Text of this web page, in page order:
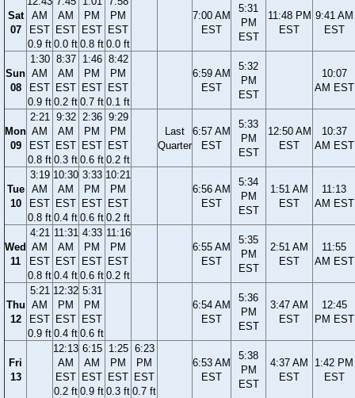
Sat
07
AM
EST
0.9 ft
AM
EST
0.0 ft
PM
EST
0.8 ft
PM
EST
0.0 ft
7:00 AM
EST
5:31
PM
EST
11:48 PM
EST
9:41 AM
EST
Sun
08
1:30
AM
EST
0.9 ft
8:37
AM
EST
0.2 ft
1:46
PM
EST
0.7 ft
8:42
PM
EST
0.1 ft
6:59 AM
EST
5:32
PM
EST
10:07
AM EST
Mon
09
2:21
AM
EST
0.8 ft
9:32
AM
EST
0.3 ft
2:36
PM
EST
0.6 ft
9:29
PM
EST
0.2 ft
Last
Quarter
6:57 AM
EST
5:33
PM
EST
12:50 AM
EST
10:37
AM EST
Tue
10
3:19
AM
EST
0.8 ft
10:30
AM
EST
0.4 ft
3:33
PM
EST
0.6 ft
10:21
PM
EST
0.2 ft
6:56 AM
EST
5:34
PM
EST
1:51 AM
EST
11:13
AM EST
Wed
11
4:21
AM
EST
0.8 ft
11:31
AM
EST
0.4 ft
4:33
PM
EST
0.6 ft
11:16
PM
EST
0.2 ft
6:55 AM
EST
5:35
PM
EST
2:51 AM
EST
11:55
AM EST
Thu
12
5:21
AM
EST
0.9 ft
12:32
PM
EST
0.4 ft
5:31
PM
EST
0.6 ft
6:54 AM
EST
5:36
PM
EST
3:47 AM
EST
12:45
PM EST
Fri
13
12:13
AM
EST
0.2 ft
6:15
AM
EST
0.9 ft
1:25
PM
EST
0.3 ft
6:23
PM
EST
0.7 ft
6:53 AM
EST
5:38
PM
EST
4:37 AM
EST
1:42 PM
EST